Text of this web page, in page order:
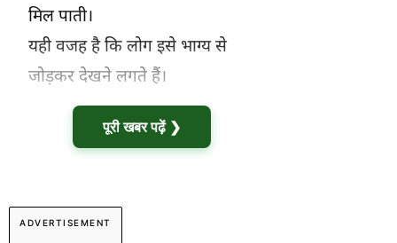
मिल पाती।
यही वजह है कि लोग इसे भाग्य से
जोड़कर देखने लगते हैं।
पूरी खबर पढ़ें ❯
ADVERTISEMENT